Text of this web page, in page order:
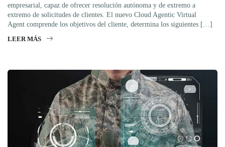
empresarial, capaz de ofrecer resolución autónoma y de extremo a
extremo de solicitudes de clientes. El nuevo Cloud Agentic Virtual
Agent comprende los objetivos del cliente, determina los siguientes […]
LEER MÁS